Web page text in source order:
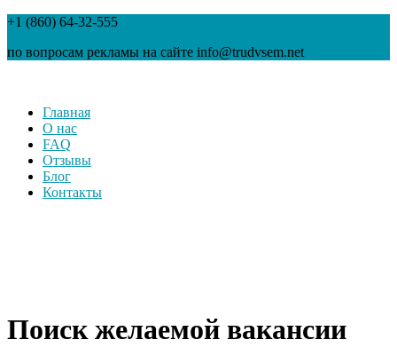
+1 (860) 64-32-555
по вопросам рекламы на сайте info@trudvsem.net
Главная
О нас
FAQ
Отзывы
Блог
Контакты
Поиск желаемой вакансии